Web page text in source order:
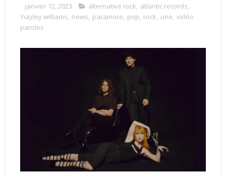
janvier 12, 2023 alternative rock, atlantic records,
hayley williams, news, paramore, pop, rock, une, vidéo
paroles